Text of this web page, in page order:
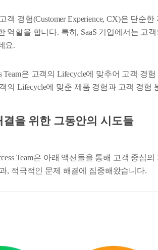
객 경험(Customer Experience, CX)은 단순
역할을 합니다. 특히, SaaS 기업에서는 고
요.
Team은 고객의 Lifecycle에 맞추어 고객 경
의 Lifecycle에 맞춘 제품 경험과 고객 경험
을 위한 그동안의 시도들
Team은 아래 액션들을 통해 고객 중심
, 적극적인 문제 해결에 집중해왔습니다.